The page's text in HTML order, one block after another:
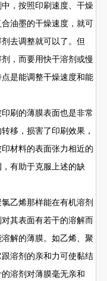
，按照印刷速度、干燥
油墨的干燥速度，就可
去调整就可以了。但
，而要用快干溶剂或慢
是能调整干燥速度和能
刷的薄膜表面也是非常
移，损害了印刷效果，
材料的表面张力相近的
有助于克服上述的缺
乙烯那样能在有机溶剂
其表面有若干的溶解而
解的薄膜。如乙烯、聚
溶剂的亲和力可使黏结
溶剂对薄膜毫无亲和